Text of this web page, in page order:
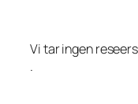
Vi tar ingen
.